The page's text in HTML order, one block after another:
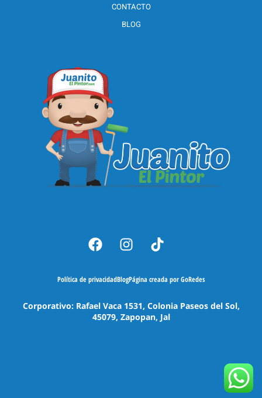
CONTACTO
BLOG
Política de privacidadBlogPágina creada por GoRedes
Corporativo: Rafael Vaca 1531, Colonia Paseos del Sol,
45079, Zapopan, Jal